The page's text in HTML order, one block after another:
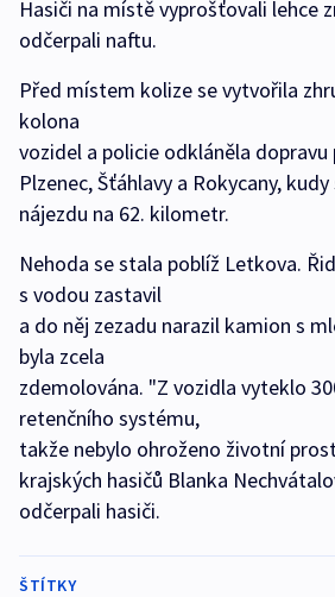
Hasiči na místě vyprošťovali lehce
odčerpali naftu.
Před místem kolize se vytvořila
kolona
vozidel a policie odkláněla dopravu
Plzenec, Šťáhlavy a Rokycany,
nájezdu na 62. kilometr.
Nehoda se stala poblíž Letkova.
s vodou zastavil
a do něj zezadu narazil kamion s
byla zcela
zdemolována. "Z vozidla vyteklo
retenčního systému,
takže nebylo ohroženo životní
krajských hasičů Blanka
odčerpali hasiči.
ŠTÍTKY